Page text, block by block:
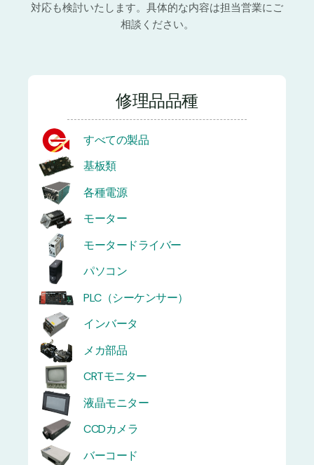
対応も検討いたします。具体的な内容は担当営業にご
相談ください。
修理品品種
すべての製品
基板類
各種電源
モーター
モータードライバー
パソコン
PLC（シーケンサー）
インバータ
メカ部品
CRTモニター
液晶モニター
CCDカメラ
バーコード